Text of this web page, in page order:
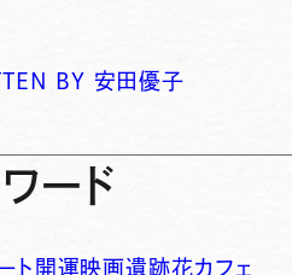
BY 安田優子
ード
ト 開運映画遺跡花カフェ